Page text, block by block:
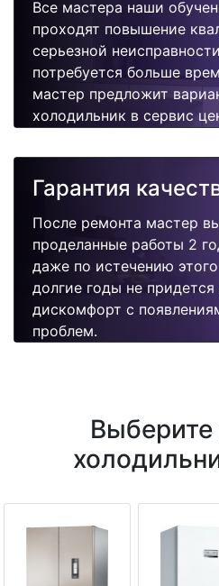
Все мастера наши
проходят повышение
серьезной
потребуется больше
мастер предложит
холодильник в сервис
Гарантия
После ремонта мастер
проделанные работы 2
даже по истечению
долгие годы не
дискомфорт с
проблем.